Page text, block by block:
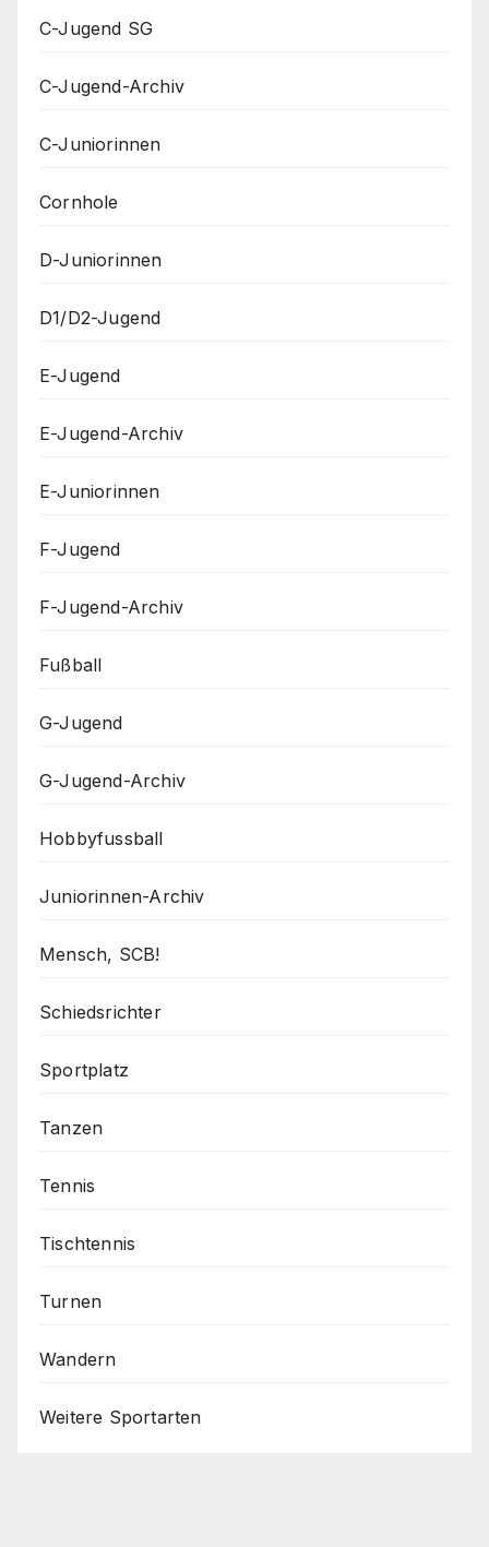
C-Jugend SG
C-Jugend-Archiv
C-Juniorinnen
Cornhole
D-Juniorinnen
D1/D2-Jugend
E-Jugend
E-Jugend-Archiv
E-Juniorinnen
F-Jugend
F-Jugend-Archiv
Fußball
G-Jugend
G-Jugend-Archiv
Hobbyfussball
Juniorinnen-Archiv
Mensch, SCB!
Schiedsrichter
Sportplatz
Tanzen
Tennis
Tischtennis
Turnen
Wandern
Weitere Sportarten